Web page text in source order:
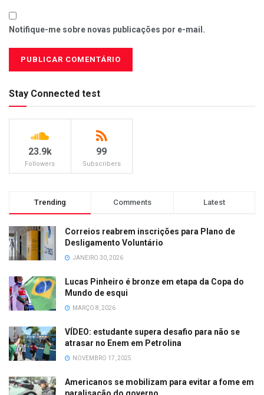
Notifique-me sobre novas publicações por e-mail.
Stay Connected test
23.9k
Followers
99
Subscribers
Trending Comments Latest
Correios reabrem inscrições para Plano de
Desligamento Voluntário
JANEIRO 30, 2026
Lucas Pinheiro é bronze em etapa da Copa do
Mundo de esqui
MARÇO 8, 2026
VÍDEO: estudante supera desafio para não se
atrasar no Enem em Petrolina
NOVEMBRO 17, 2025
Americanos se mobilizam para evitar a fome em